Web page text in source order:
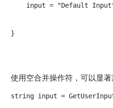
input = "Default
}
使用空合并操作符，可以显著
string input =